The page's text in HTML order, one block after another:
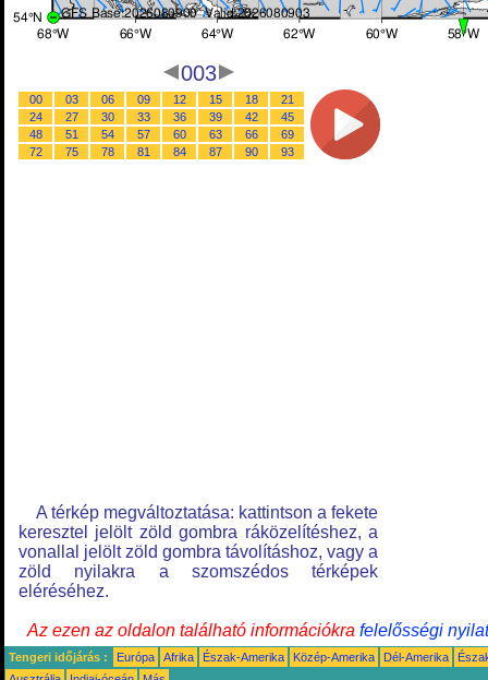
003
00 03 06 09 12 15 18
21
24
27 30 33 36 39 42
45
48
51 54 57 60 63 66
69
72
75 78 81 84 87 90 93
A térkép megváltoztatása: kattintson a fekete
keresztel jelölt zöld gombra ráközelítéshez, a
vonallal jelölt zöld gombra távolításhoz, vagy a
zöld nyilakra a szomszédos térképek
eléréséhez.
Az ezen az oldalon található információkra felelősségi
Tengeri időjárás : Európa Afrika Észak-Amerika Közép-Amerika Dél-Amerika